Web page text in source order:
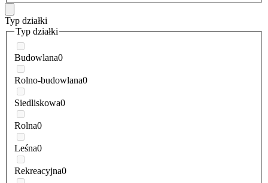
Typ działki
Typ działki
Budowlana0
Rolno-budowlana0
Siedliskowa0
Rolna0
Leśna0
Rekreacyjna0